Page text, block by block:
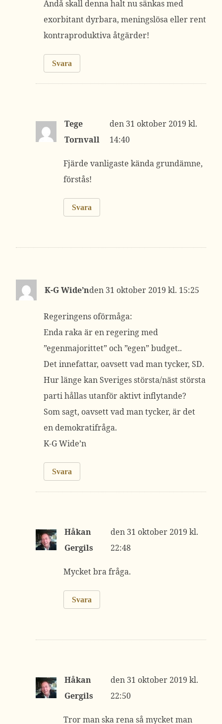
Ändå skall denna halt nu sänkas med
exorbitant dyrbara, meningslösa eller rent
kontraproduktiva åtgärder!
Svara
Tege
Tornvall
31 oktober 2019 kl.
14:40
Fjärde vanligaste kända grundämne,
förstås!
Svara
K-G Wide’n 31 oktober 2019 kl. 15:25
Regeringens oförmåga:
Enda raka är en regering med
”egenmajorittet” och ”egen” budget..
Det innefattar, oavsett vad man tycker, SD.
Hur länge kan Sveriges största/näst största
parti hållas utanför aktivt inflytande?
Som sagt, oavsett vad man tycker, är det
en demokratifråga.
K-G Wide’n
Svara
Håkan
Gergils
31 oktober 2019 kl.
22:48
Mycket bra fråga.
Svara
Håkan
Gergils
31 oktober 2019 kl.
22:50
Tror man ska rena så mycket man